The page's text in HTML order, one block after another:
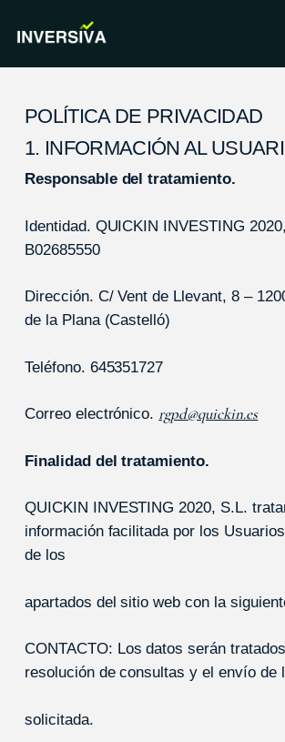
POLÍTICA DE PRIVACIDAD
1. INFORMACIÓN AL
Responsable del tratamiento.
Identidad. QUICKIN INVESTING
B02685550
Dirección. C/ Vent de Llevant, 8 –
de la Plana (Castelló)
Teléfono. 645351727
Correo electrónico. rgpd@quickin.es
Finalidad del tratamiento.
QUICKIN INVESTING 2020, S.L.
información facilitada por los
de los
apartados del sitio web con la
CONTACTO: Los datos serán
resolución de consultas y el envío de
solicitada.